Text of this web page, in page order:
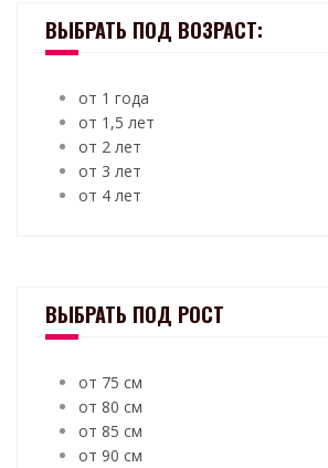
ВЫБРАТЬ ПОД ВОЗРАСТ:
от 1 года
от 1,5 лет
от 2 лет
от 3 лет
от 4 лет
ВЫБРАТЬ ПОД РОСТ
от 75 см
от 80 см
от 85 см
от 90 см